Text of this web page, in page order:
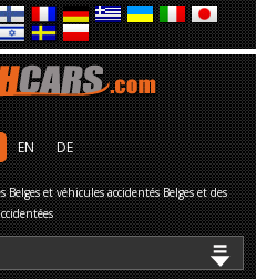
EN DE
et véhicules accidentés Belges et des